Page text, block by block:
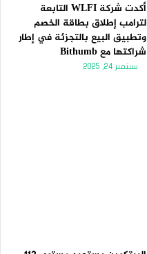
أكدت شركة WLFI التابعة
لترامب إطلاق بطاقة الخصم
وتطبيق البيع بالتجزئة في إطار
شراكتها مع Bithumb
سبتمبر 24, 2025